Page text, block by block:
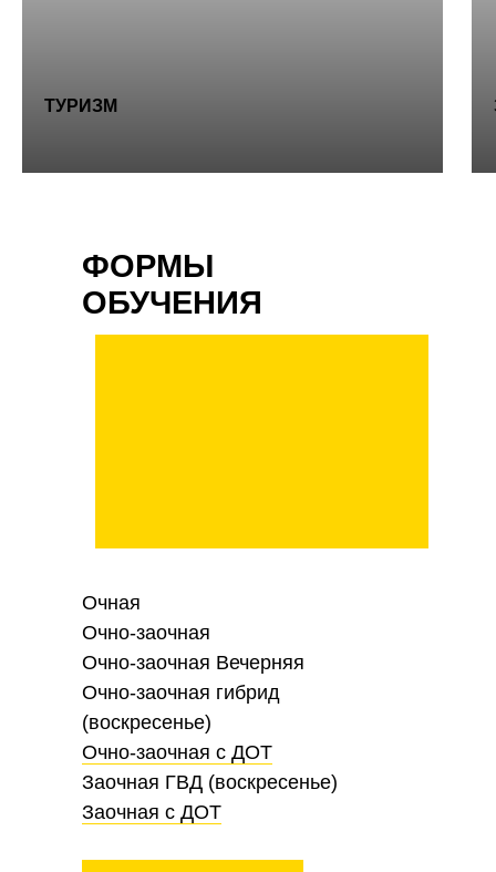
ТУРИЗМ
ФОРМЫ
ОБУЧЕНИЯ
Очная
Очно-заочная
Очно-заочная Вечерняя
Очно-заочная гибрид
(воскресенье)
Очно-заочная с ДОТ
Заочная ГВД (воскресенье)
Заочная с ДОТ